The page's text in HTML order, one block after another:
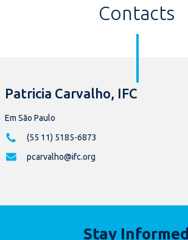
Contacts
Patricia Carvalho, IFC
Em São Paulo
(55 11) 5185-6873
pcarvalho@ifc.org
Stay Informed